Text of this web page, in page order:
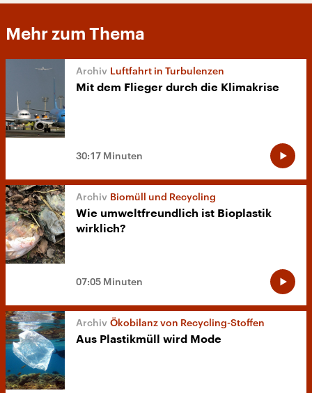
Mehr zum Thema
Luftfahrt in Turbulenzen
Mit dem Flieger durch die Klimakrise
30:17 Minuten
Biomüll und Recycling
Wie umweltfreundlich ist Bioplastik
wirklich?
07:05 Minuten
Ökobilanz von Recycling-Stoffen
Aus Plastikmüll wird Mode